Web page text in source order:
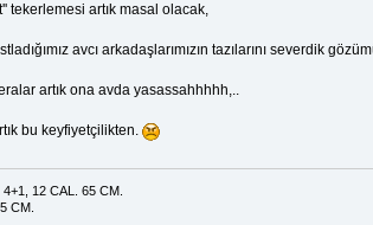
tekerlemesi artık masal olacak,
avcı arkadaşlarımızın tazılarını severdik
artık ona avda yasassahhhhh,..
bu keyfiyetçilikten.
12 CAL. 65 CM.
CM.